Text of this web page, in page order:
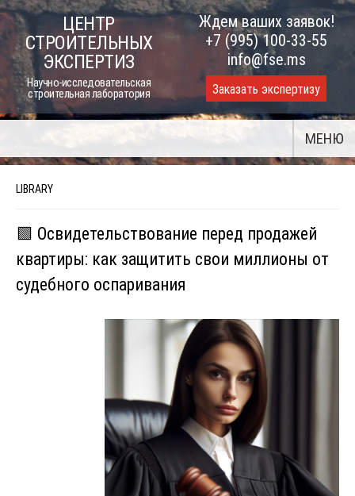
Skip
to
content
ЦЕНТР
СТРОИТЕЛЬНЫХ
ЭКСПЕРТИЗ
Научно-исследовательская
строительная лаборатория
Ждем ваших заявок!
+7 (995) 100-33-55
info@fse.ms
Заказать экспертизу
МЕНЮ
LIBRARY
🟩 Освидетельствование перед продажей
квартиры: как защитить свои миллионы от
судебного оспаривания